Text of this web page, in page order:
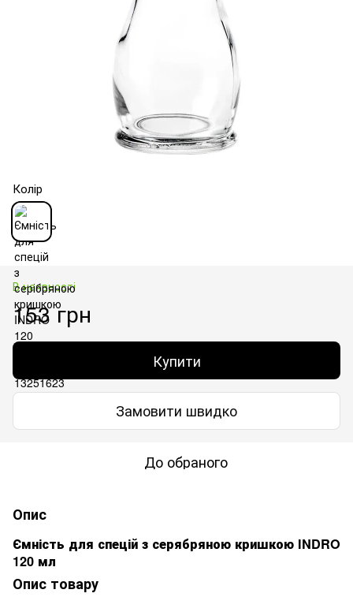
Колір
В наявності
153 грн
Купити
Замовити швидко
До обраного
Опис
Ємність для спецій з серябряною кришкою INDRO
120 мл
Опис товару